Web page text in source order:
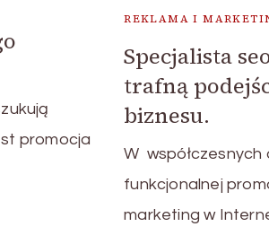
promocja
REKLAMA I
Specjalista
trafną
biznesu.
W współczesnych
funkcjonalnej
marketing w